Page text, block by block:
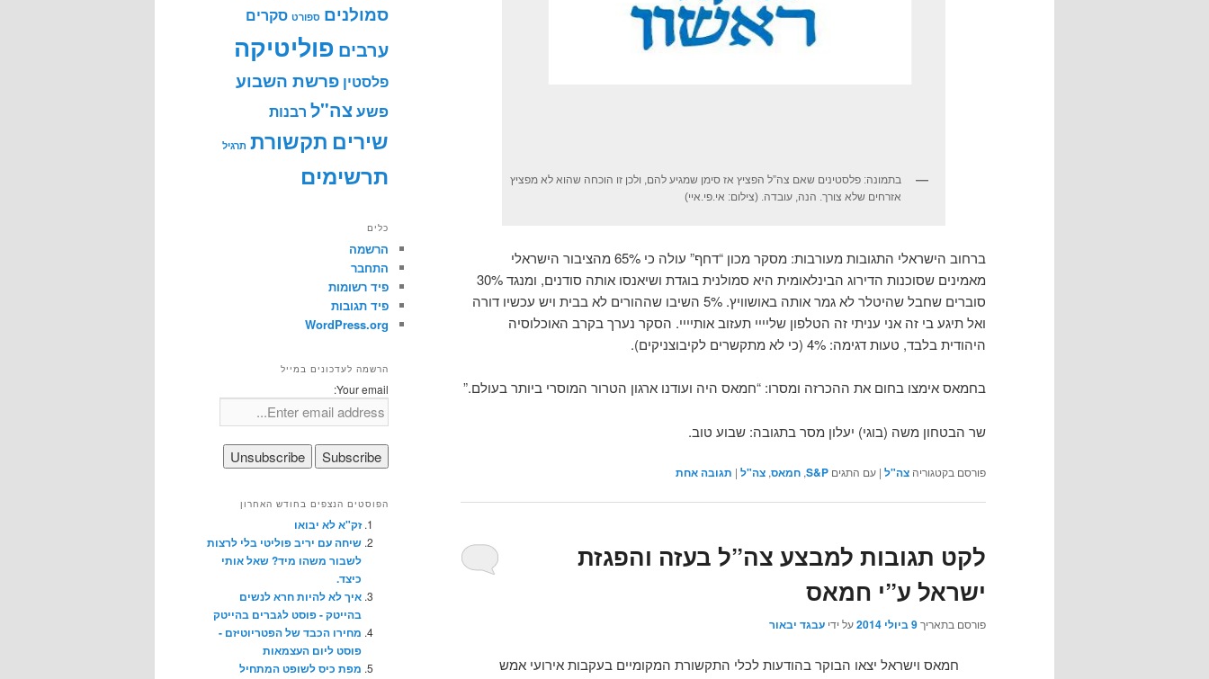
בתמונה: פלסטינים שאם צה”ל הפציץ אז סימן שמגיע להם, ולכן זו הוכחה שהוא לא מפציץ
אזרחים שלא צורך. הנה, עובדה. (צילום: אי.פי.איי)
ברחוב הישראלי התגובות מעורבות: מסקר מכון “דחף” עולה כי 65% מהציבור הישראלי
מאמינים שסוכנות הדירוג הבינלאומית היא סמולנית בוגדת ושיאנסו אותה סודנים, ומנגד 30%
סוברים שחבל שהיטלר לא גמר אותה באושוויץ. 5% השיבו שההורים לא בבית ויש עכשיו דורה
ואל תיגע בי זה אני עניתי זה הטלפון שליייי תעזוב אותיייי. הסקר נערך בקרב האוכלוסיה
היהודית בלבד, טעות דגימה: 4% (כי לא מתקשרים לקיבוצניקים).
בחמאס אימצו בחום את ההכרזה ומסרו: “חמאס היה ועודנו ארגון הטרור המוסרי ביותר בעולם.”
שר הבטחון משה (בוגי) יעלון מסר בתגובה: שבוע טוב.
פורסם בקטגוריה צה"ל | עם התגים S&P
, חמאס, צה"ל | תגובהאחת
לקט תגובות למבצע צה”ל בעזה והפגזת
ישראל ע”י חמאס
פורסם בתאריך9 ביולי 2014 על ידי עבגד יבאור
חמאס וישראל יצאו הבוקר בהודעות לכלי התקשורת המקומיים בעקבות אירועי אמש
סמולנים ספורט סקרים
ערבים פוליטיקה
פלסטין פרשת השבוע
פשעצה"ל רבנות
שירים תקשורת תרגיל
תרשימים
כלים
הרשמה
התחבר
פיד רשומות
פיד תגובות
WordPress.org
הרשמה לעדכונים במייל
Your email:
הפוסטים הנצפים בחודש האחרון
זק"א לא יבואו
שיחה עם יריב פוליטי בלי לרצות
לשבור משהו מיד? שאל אותי
כיצד.
איך לא להיות חרא לנשים
בהייטק - פוסט לגברים בהייטק
מחירו הכבד של הפטריוטיזם -
פוסט ליום העצמאות
מפת כיס לשופט המתחיל